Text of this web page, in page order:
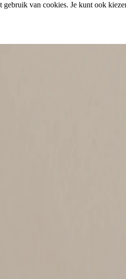
van cookies. Je kunt ook